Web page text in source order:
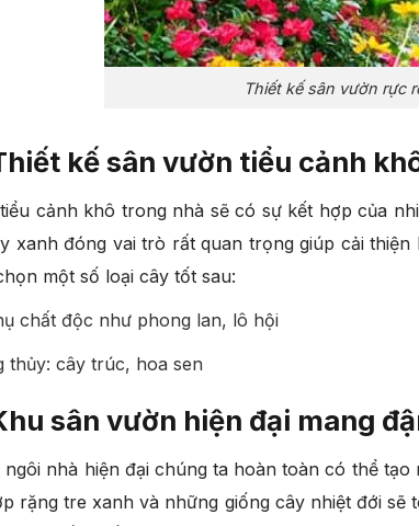
Thiết kế sân vườn rực
kế sân vườn tiểu cảnh
cảnh khô trong nhà sẽ có sự kết hợp của
xanh đóng vai trò rất quan trọng giúp cải
một số loại cây tốt sau:
chất độc như phong lan, lô hội
thủy: cây trúc, hoa sen
sân vườn hiện đại mang
nhà hiện đại chúng ta hoàn toàn có thể
rặng tre xanh và những giống cây nhiệt đới